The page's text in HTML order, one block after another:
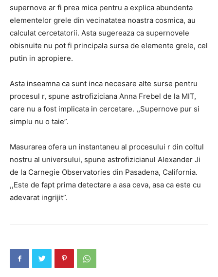
supernove ar fi prea mica pentru a explica abundenta
elementelor grele din vecinatatea noastra cosmica, au
calculat cercetatorii. Asta sugereaza ca supernovele
obisnuite nu pot fi principala sursa de elemente grele, cel
putin in apropiere.
Asta inseamna ca sunt inca necesare alte surse pentru
procesul r, spune astrofiziciana Anna Frebel de la MIT,
care nu a fost implicata in cercetare. ,,Supernove pur si
simplu nu o taie”.
Masurarea ofera un instantaneu al procesului r din coltul
nostru al universului, spune astrofizicianul Alexander Ji
de la Carnegie Observatories din Pasadena, California.
,,Este de fapt prima detectare a asa ceva, asa ca este cu
adevarat ingrijit”.